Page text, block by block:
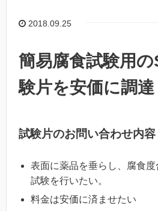
2018.09.25
簡易腐食試験用
験片を安価に調達
試験片のお問い合わせ内容
表面に薬品を垂らし、腐食
試験を行いたい。
料金は安価に済ませたい